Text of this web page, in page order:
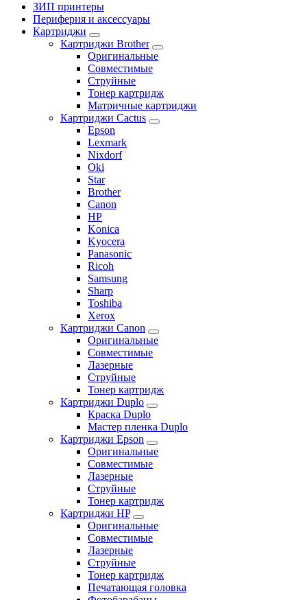
ЗИП принтеры
Периферия и аксессуары
Картриджи
Картриджи Brother
Оригинальные
Совместимые
Струйные
Тонер картридж
Матричные картриджи
Картриджи Cactus
Epson
Lexmark
Nixdorf
Oki
Star
Brother
Canon
HP
Konica
Kyocera
Panasonic
Ricoh
Samsung
Sharp
Toshiba
Xerox
Картриджи Canon
Оригинальные
Совместимые
Лазерные
Струйные
Тонер картридж
Картриджи Duplo
Краска Duplo
Мастер пленка Duplo
Картриджи Epson
Оригинальные
Совместимые
Лазерные
Струйные
Тонер картридж
Картриджи HP
Оригинальные
Совместимые
Лазерные
Струйные
Тонер картридж
Печатающая головка